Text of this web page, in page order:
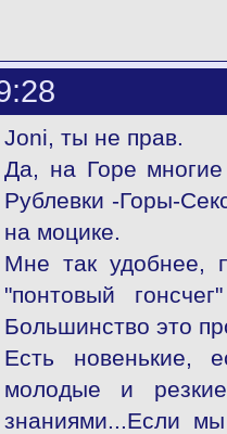
Joni, ты не прав.
Да, на Горе
Рублевки -Горы-
на моцике.
Мне так удобнее,
"понтовый
Большинство это
Есть новенькие,
молодые и
знаниями...Если